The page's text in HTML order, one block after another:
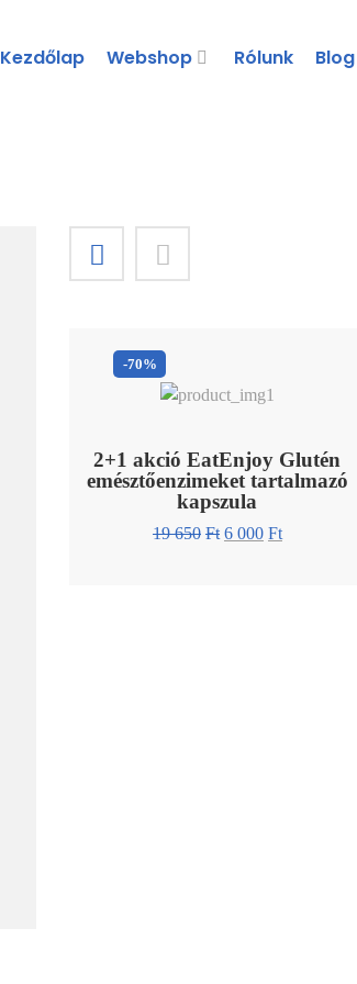
Kezdőlap Webshop Rólunk Blog
-70%
2+1 akció EatEnjoy Glutén
emésztőenzimeket tartalmazó
kapszula
19 650 Ft 6 000 Ft